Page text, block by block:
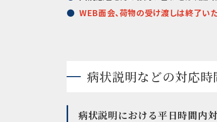
WEB面会、荷物の受け渡しは終了いた
病状説明などの対応時
病状説明における平日時間内